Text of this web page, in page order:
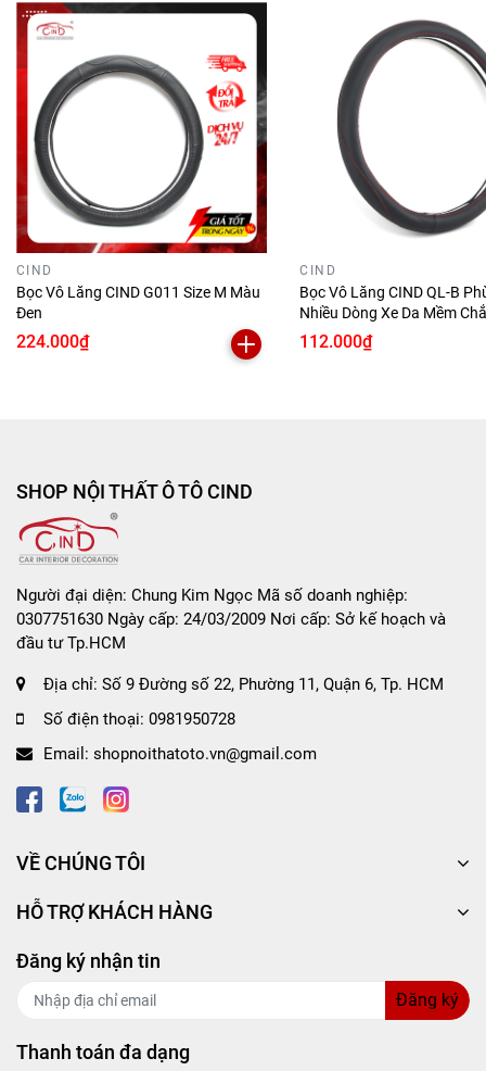
Công dụng củaBọc vô lăng CIND G2006 size M
màu đen lam
Bọc được làm từ chất liệu cao cấp thấm hút mồ
hôi, độ thoáng khí cao và không gây trơn trượt
khi xoay vô lăng.
Đường chỉ may tinh tế tạo nên nét sang trọng,
tinh tế cho chiếc bao vô lăng.
Chất liệu sản phẩm mềm mại, giúp bàn tay
không đau nhức khi phải cầm lái suốt chặng
Độ co dãn, giúp ôm vừa bao tay lái, tạo sự quý
Thân thiện với môi trường, hoàn toàn không
gây hại đến người dùng.
Thiết kế phong phú, mới lạ phù hợp với nhiều
dòng xe, cho khách hàng sự lựa chọn tốt nhất.
CIND
Bọc Vô Lăng CIND G011 Size M Màu
Đen
224.000₫
CIND
Bọc Vô Lăng CIND QL-B
Nhiều Dòng Xe Da Mềm
Lái Xe
112.000₫
SHOP NỘI THẤT Ô TÔ CIND
Người đại diện: Chung Kim Ngọc Mã số doanh nghiệp:
0307751630 Ngày cấp: 24/03/2009 Nơi cấp: Sở kế hoạch và
đầu tư Tp.HCM
Địa chỉ: Số 9 Đường số 22, Phường 11, Quận 6, Tp. HCM
Số điện thoại: 0981950728
Email: shopnoithatoto.vn@gmail.com
VỀ CHÚNG TÔI
HỖ TRỢ KHÁCH HÀNG
Đăng ký nhận tin
Đăng ký
Thanh toán đa dạng